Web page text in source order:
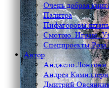
Очень добрая
Палитра
Пифагоровы
Смотрю. Играю.
Спецпроекты Роза
Автор
Анджело Лонгони
Андреа Камиллери
Дмитрий